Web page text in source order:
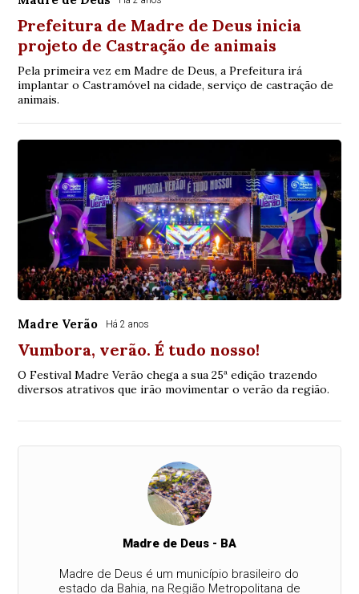
Prefeitura de Madre de Deus inicia
projeto de Castração de animais
Pela primeira vez em Madre de Deus, a Prefeitura irá
implantar o Castramóvel na cidade, serviço de castração de
animais.
Madre Verão Há 2 anos
Vumbora, verão. É tudo nosso!
O Festival Madre Verão chega a sua 25ª edição trazendo
diversos atrativos que irão movimentar o verão da região.
Madre de Deus - BA
Madre de Deus é um município brasileiro do
estado da Bahia, na Região Metropolitana de